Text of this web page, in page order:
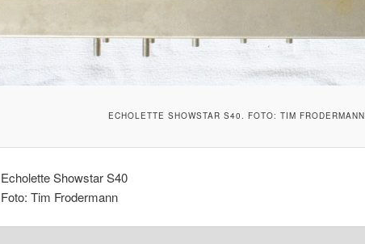
ECHOLETTE SHOWSTAR S40. FOTO: TIM FRODERMANN
Echolette Showstar S40
Foto: Tim Frodermann